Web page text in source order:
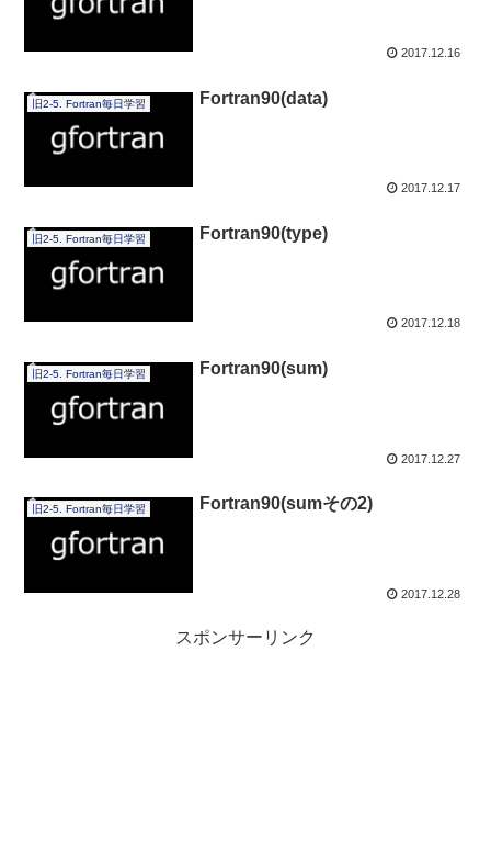
2017.12.16
旧2-5. Fortran毎日学習 Fortran90(data)
2017.12.17
旧2-5. Fortran毎日学習 Fortran90(type)
2017.12.18
旧2-5. Fortran毎日学習 Fortran90(sum)
2017.12.27
旧2-5. Fortran毎日学習 Fortran90(sumその2)
2017.12.28
スポンサーリンク